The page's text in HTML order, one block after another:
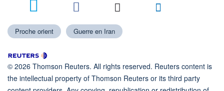
Proche orient Guerre en Iran
© 2026 Thomson Reuters. All rights reserved. Reuters content is
the intellectual property of Thomson Reuters or its third party